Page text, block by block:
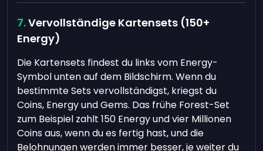
Vervollständige Kartensets (150+
Energy)
Die Kartensets findest du links vom Energy-
Symbol unten auf dem Bildschirm. Wenn du
bestimmte Sets vervollständigst, kriegst du
Coins, Energy und Gems. Das frühe Forest-Set
zum Beispiel zahlt 150 Energy und vier Millionen
Coins aus, wenn du es fertig hast, und die
Belohnungen werden immer besser, je weiter du